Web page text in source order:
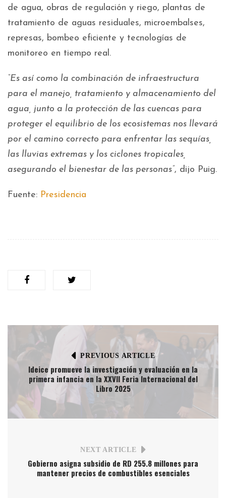
de agua, obras de regulación y riego, plantas de
tratamiento de aguas residuales, microembalses,
represas, bombeo eficiente y tecnologías de
monitoreo en tiempo real.
“Es así como la combinación de infraestructura
para el manejo, tratamiento y almacenamiento del
agua, junto a la protección de las cuencas para
proteger el equilibrio de los ecosistemas nos llevará
por el camino correcto para enfrentar las sequías,
las lluvias extremas y los ciclones tropicales,
asegurando el bienestar de las personas”, dijo Puig.
Fuente: Presidencia
PREVIOUS ARTICLE
Ideice promueve la investigación y evaluación en la
primera infancia en la XXVII Feria Internacional del
Libro 2025
NEXT ARTICLE
Gobierno asigna subsidio de RD 255.8 millones para
mantener precios de combustibles esenciales